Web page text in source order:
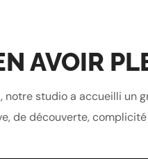
AVOIR
studio a accueilli un
de découverte,